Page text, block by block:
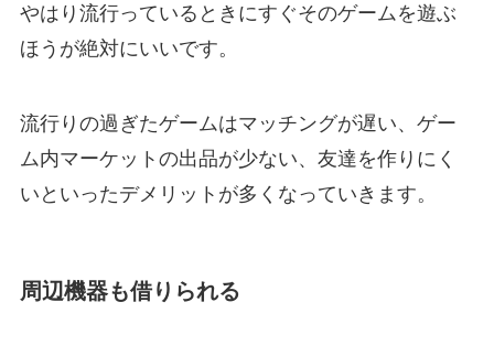
やはり流行っているときにすぐそのゲームを遊ぶ
ほうが絶対にいいです。
流行りの過ぎたゲームはマッチングが遅い、ゲー
ム内マーケットの出品が少ない、友達を作りにく
いといったデメリットが多くなっていきます。
周辺機器も借りられる